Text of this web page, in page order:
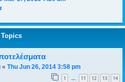
Topics
« Thu Jun 26, 2014 3:58 pm
1 11 12 13 14